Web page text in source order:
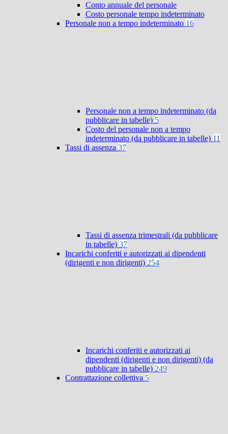
Conto annuale del personale
Costo personale tempo indeterminato
Personale non a tempo indeterminato 16
Personale non a tempo indeterminato (da
pubblicare in tabelle) 5
Costo del personale non a tempo
indeterminato (da pubblicare in tabelle) 11
Tassi di assenza 37
Tassi di assenza trimestrali (da pubblicare
in tabelle) 37
Incarichi conferiti e autorizzati ai dipendenti
(dirigenti e non dirigenti) 254
Incarichi conferiti e autorizzati ai
dipendenti (dirigenti e non dirigenti) (da
pubblicare in tabelle) 249
Contrattazione collettiva 5